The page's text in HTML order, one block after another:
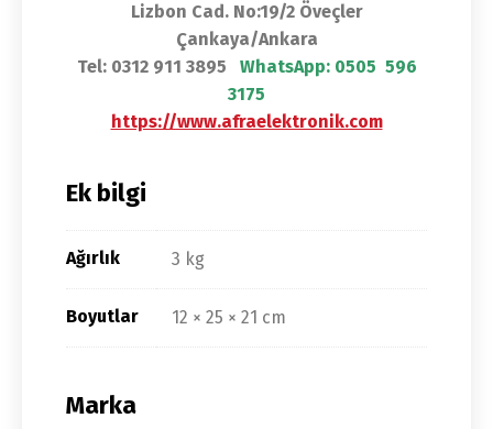
Lizbon Cad. No:19/2 Öveçler
Çankaya/Ankara
Tel: 0312 911 3895 WhatsApp: 0505 596
3175
https://www.afraelektronik.com
Ek bilgi
Ağırlık 3 kg
Boyutlar 12 × 25 × 21 cm
Marka